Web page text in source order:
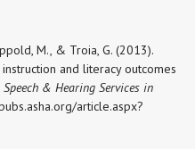
M., & Troia, G. (2013).
and literacy outcomes
Speech & Hearing Services in
article.aspx?